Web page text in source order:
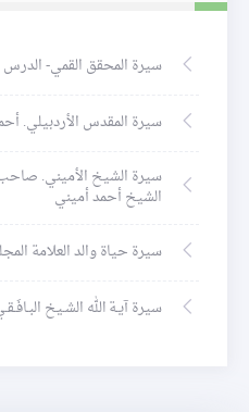
سيرة المحقق القمي- الدرس
سيرة المقدس الأردبيلي.
سيرة الشيخ الأميني.
الشيخ أحمد أميني
سيرة حياة والد العلامة
سيرة آيـة الله الشـيخ